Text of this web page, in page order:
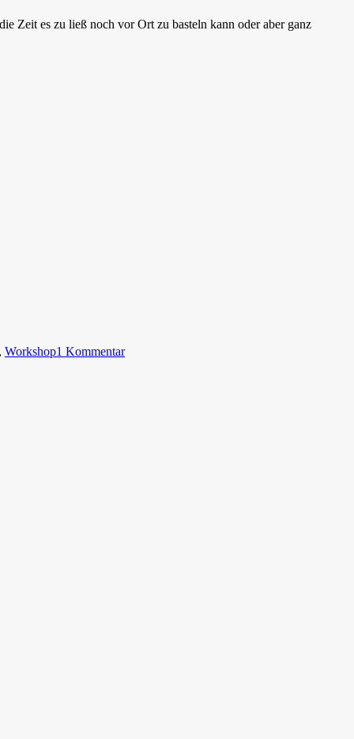
Zeit es zu ließ noch vor Ort zu basteln kann oder aber ganz
, Workshop1 Kommentar